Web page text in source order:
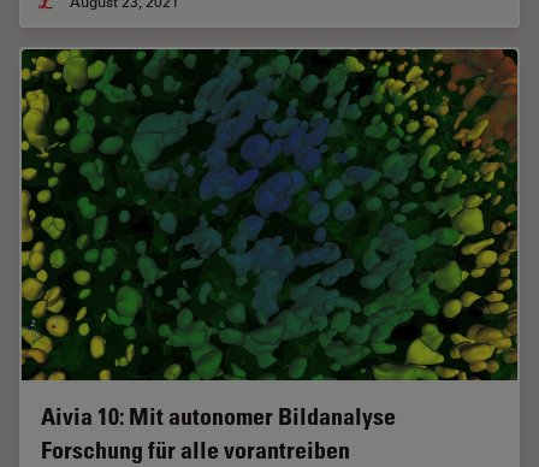
Aivia 10: Mit autonomer Bildanalyse
Forschung für alle vorantreiben